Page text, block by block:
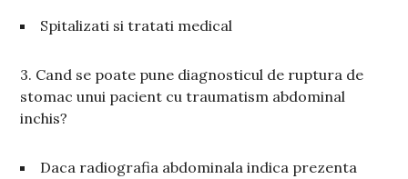
Spitalizati si tratati medical
3. Cand se poate pune diagnosticul de ruptura de
stomac unui pacient cu traumatism abdominal
inchis?
Daca radiografia abdominala indica prezenta